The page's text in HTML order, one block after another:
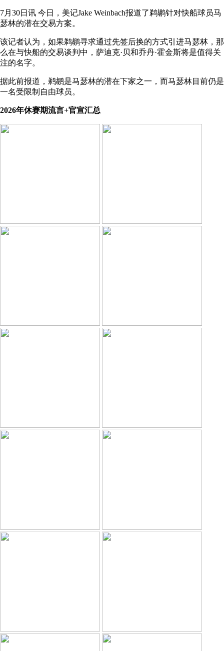
7月30日讯 今日，美记Jake Weinbach报道了鹈鹕针对快船球员马
瑟林的潜在交易方案。
该记者认为，如果鹈鹕寻求通过先签后换的方式引进马瑟林，那
么在与快船的交易谈判中，萨迪克·贝和乔丹·霍金斯将是值得关
注的名字。
据此前报道，鹈鹕是马瑟林的潜在下家之一，而马瑟林目前仍是
一名受限制自由球员。
2026年休赛期流言+官宣汇总